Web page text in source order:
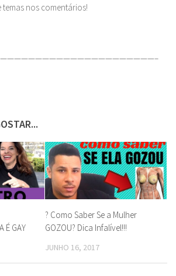
temas nos comentários!
É GAY
? Como Saber Se a Mulher
GOZOU? Dica Infalível!!!
JUNHO 16, 2017